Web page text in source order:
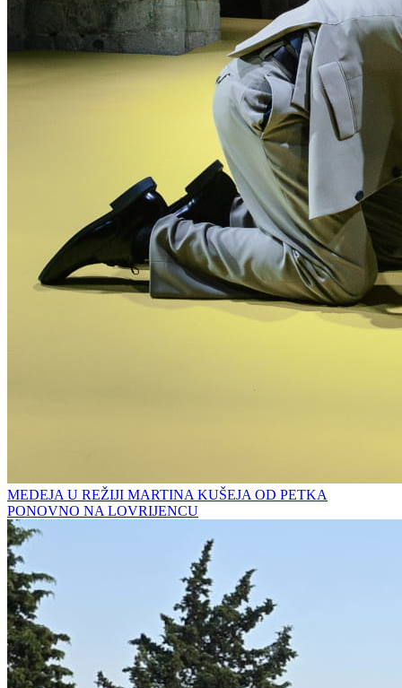
MEDEJA U REŽIJI MARTINA KUŠEJA OD PETKA
PONOVNO NA LOVRIJENCU